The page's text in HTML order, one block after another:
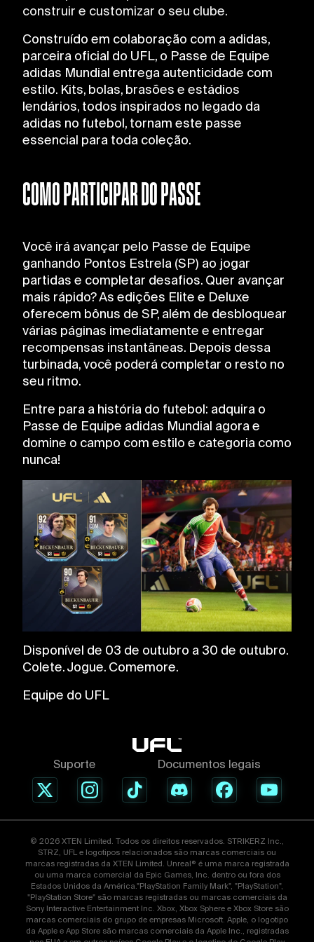
please see ourCookie Policy.
construir e customizar o seu clube.
Construído em colaboração com a adidas,
parceira oficial do UFL, o Passe de Equipe
adidas Mundial entrega autenticidade com
estilo. Kits, bolas, brasões e estádios
lendários, todos inspirados no legado da
adidas no futebol, tornam este passe
essencial para toda coleção.
COMO PARTICIPAR DO PASSE
Você irá avançar pelo Passe de Equipe
ganhando Pontos Estrela (SP) ao jogar
partidas e completar desafios. Quer avançar
mais rápido? As edições Elite e Deluxe
oferecem bônus de SP, além de desbloquear
várias páginas imediatamente e entregar
recompensas instantâneas. Depois dessa
turbinada, você poderá completar o resto no
seu ritmo.
Entre para a história do futebol: adquira o
Passe de Equipe adidas Mundial agora e
domine o campo com estilo e categoria como
nunca!
Disponível de 03 de outubro a 30 de outubro.
Colete. Jogue. Comemore.
Equipe do UFL
Suporte Documentos legais
© 2026 XTEN Limited. Todos os direitos reservados. STRIKERZ Inc.,
STRZ, UFL e logotipos relacionados são marcas comerciais ou
marcas registradas da XTEN Limited. Unreal® é uma marca registrada
ou uma marca comercial da Epic Games, Inc. dentro ou fora dos
Estados Unidos da América."PlayStation Family Mark", "PlayStation",
"PlayStation Store" são marcas registradas ou marcas comerciais da
Sony Interactive Entertainment Inc. Xbox, Xbox Sphere e Xbox Store são
marcas comerciais do grupo de empresas Microsoft. Apple, o logotipo
da Apple e App Store são marcas comerciais da Apple Inc., registradas